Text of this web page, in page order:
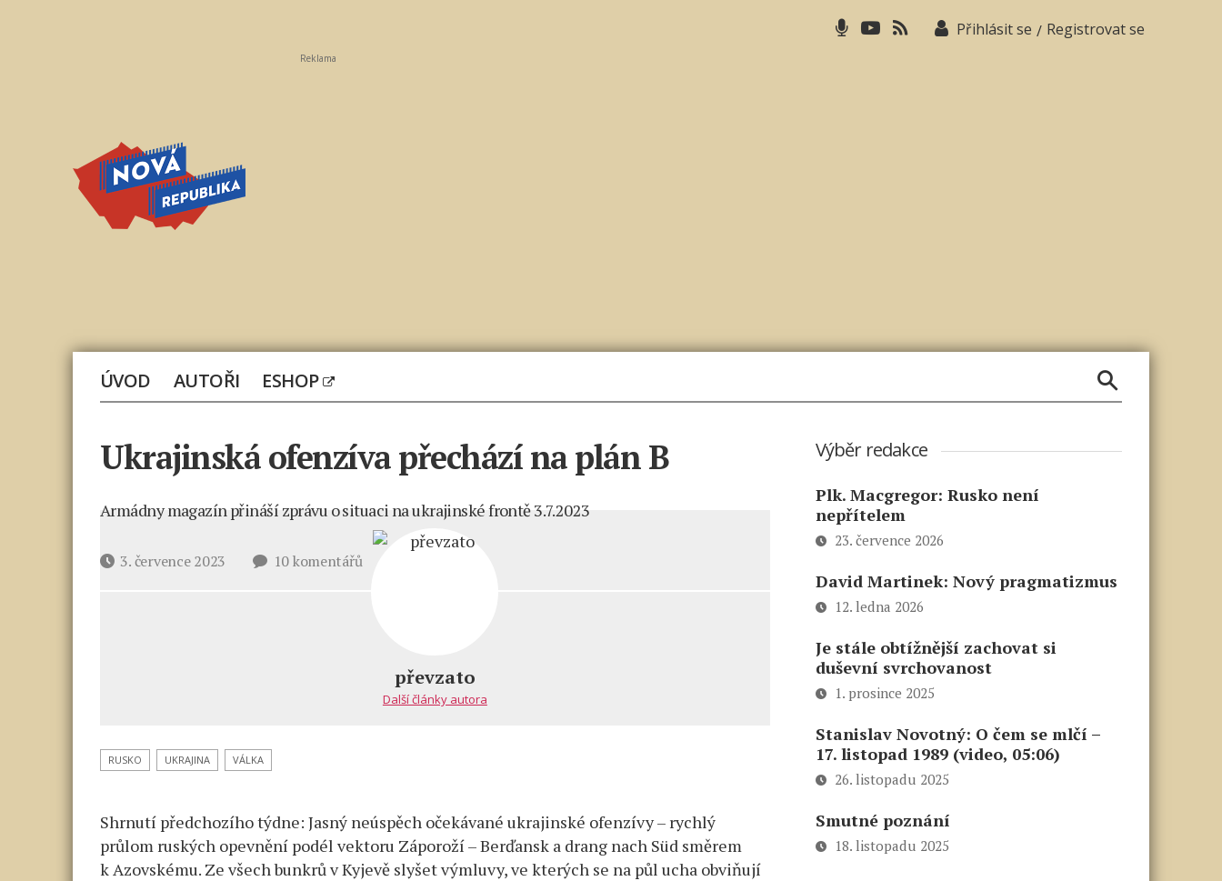
Přihlásit se / Registrovat se
Reklama
ÚVOD AUTOŘI ESHOP
Ukrajinská ofenzíva přechází na plán B
Armádny magazín přináší zprávu o situaci na ukrajinské frontě 3.7.2023
Datum3. července 2023 10 komentářůu
ofenzíva
přechází
převzato
Další články autora
RUSKO UKRAJINA VÁLKA
Shrnutí předchozího týdne: Jasný neúspěch očekávané ukrajinské ofenzívy – rychlý
průlom ruských opevnění podél vektoru Záporoží – Berďansk a drang nach Süd směrem
k Azovskému. Ze všech bunkrů v Kyjevě slyšet výmluvy, ve kterých se na půl ucha obviňují
Výběr redakce
Plk. Macgregor: Rusko není
nepřítelem
23. července 2026
David Martinek: Nový pragmatizmus
12. ledna 2026
Je stále obtížnější zachovat si
duševní svrchovanost
1. prosince 2025
Stanislav Novotný: O čem se mlčí –
17. listopad 1989 (video, 05:06)
26. listopadu 2025
Smutné poznání
18. listopadu 2025